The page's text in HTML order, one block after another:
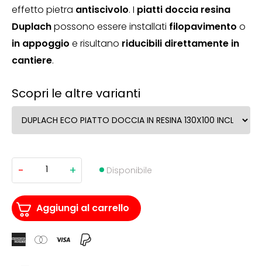
effetto pietra antiscivolo. I piatti doccia resina
Duplachpossono essere installati filopavimento o
in appoggio e risultano riducibili direttamente in
cantiere.
Scopri le altre varianti
-
DUPLACH
PIATTO
DOCCIA
RESINA
130X100
DI
SIFONE
+ Disponibile
Aggiungi al carrello